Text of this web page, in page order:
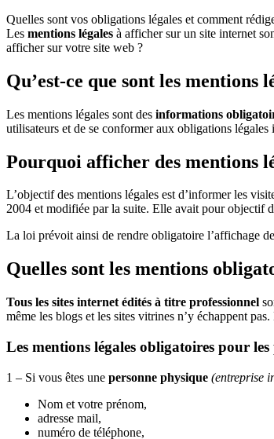
Quelles sont vos obligations légales et comment
Les mentions légales à afficher sur un site internet
afficher sur votre site web ?
Qu’est-ce que sont les mentions
Les mentions légales sont des informations
utilisateurs et de se conformer aux obligations
Pourquoi afficher des mentions
L’objectif des mentions légales est d’informer les
2004 et modifiée par la suite. Elle avait pour objectif
La loi prévoit ainsi de rendre obligatoire l’affichage
Quelles sont les mentions
Tous les sites internet édités à titre professionnel
même les blogs et les sites vitrines n’y échappent
Les mentions légales obligatoires pour les
1 – Si vous êtes une personne physique (entreprise
Nom et votre prénom,
adresse mail,
numéro de téléphone,